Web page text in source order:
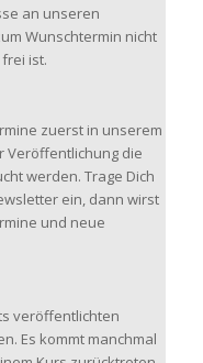
an unseren
Wunschtermin nicht
ist.
zuerst in unserem
Veröffentlichung die
werden. Trage Dich
ein, dann wirst
und neue
veröffentlichten
Es kommt manchmal